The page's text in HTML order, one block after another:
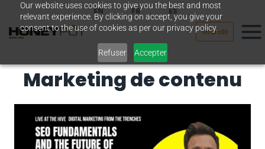
Our website uses cookies to give you the best and most
relevant experience. By clicking on accept, you give your
consent to the use of cookies as per our privacy policy.
Refuser Accepter
Passer
contenu
EN FR ES
Grandir
Marketing de contenu